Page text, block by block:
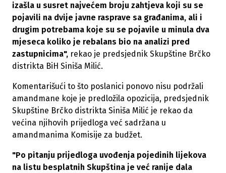
izašla u susret najvećem broju zahtjeva koji su se
pojavili na dvije javne rasprave sa građanima, ali i
drugim potrebama koje su se pojavile u minula dva
mjeseca koliko je rebalans bio na analizi pred
zastupnicima", rekao je predsjednik Skupštine Brčko
distrikta BiH Siniša Milić.
Komentarišući to što poslanici ponovo nisu podržali
amandmane koje je predložila opozicija, predsjednik
Skupštine Brčko distrikta Siniša Milić je rekao da
većina njihovih prijedloga već sadržana u
amandmanima Komisije za budžet.
"Po pitanju prijedloga uvođenja pojedinih lijekova
na listu besplatnih Skupština je već ranije dala